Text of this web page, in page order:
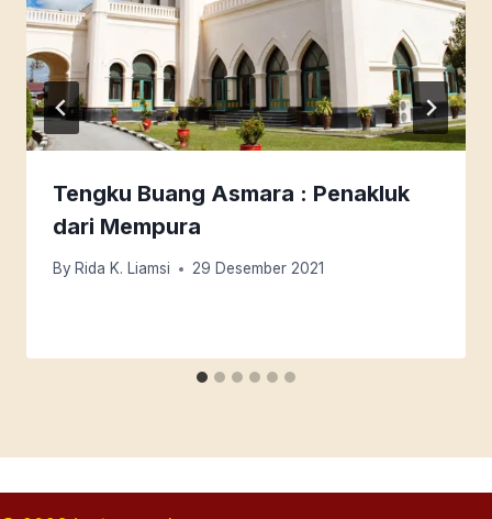
Tengku Buang Asmara : Penakluk
dari Mempura
By Rida K. Liamsi 29 Desember 2021